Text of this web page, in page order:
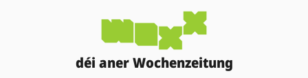
déi aner Wochenzeitung